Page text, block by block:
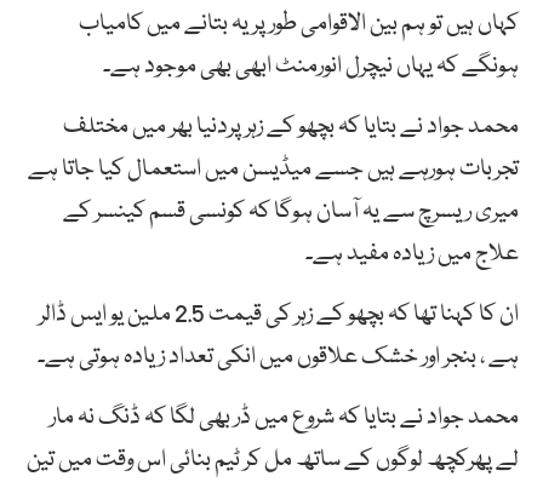
کہاں ہیں تو ہم بین الاقوامی طور پر یہ بتانے میں کامیاب
ہونگے کہ یہاں نیچرل انورمنٹ ابھی بھی موجود ہے۔
محمد جواد نے بتایا کہ بچھو کے زہر پردنیا بھر میں مختلف
تجربات ہورہے ہیں جسے میڈیسن میں استعمال کیا جاتا ہے
میری ریسرچ سے یہ آسان ہوگا کہ کونسی قسم کینسر کے
علاج میں زیادہ مفید ہے۔
ان کا کہنا تھا کہ بچھو کے زہر کی قیمت 2.5 ملین یو ایس ڈالر
ہے ، بنجر اور خشک علاقوں میں انکی تعداد زیادہ ہوتی ہے۔
محمد جواد نے بتایا کہ شروع میں ڈر بھی لگا کہ ڈنگ نہ مار
لے پھرکچھ لوگوں کے ساتھ مل کر ٹیم بنائی اس وقت میں تین